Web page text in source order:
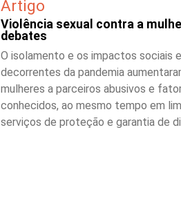
Artigo
Violência sexual contra a
debates
O isolamento e os impactos sociais
decorrentes da pandemia
mulheres a parceiros abusivos e
conhecidos, ao mesmo tempo em
serviços de proteção e garantia de